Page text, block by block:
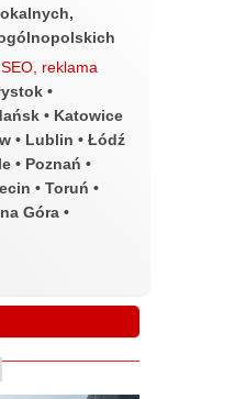
reklama
•
• Katowice
• Lublin • Łódź
• Poznań •
• Toruń •
Góra •